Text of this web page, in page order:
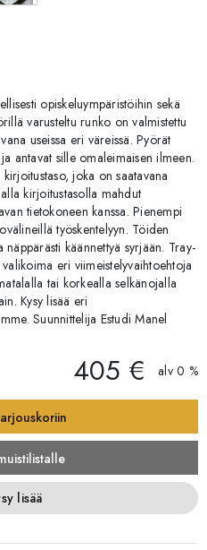
opiskeluympäristöihin sekä
varusteltu runko on valmistettu
useissa eri väreissä. Pyörät
antavat sille omaleimaisen ilmeen.
joka on saatavana
kirjoitustasolla mahdut
tietokoneen kanssa. Pienempi
työskentelyyn. Töiden
käännettyä syrjään. Tray-
eri viimeistelyvaihtoehtoja
tai korkealla selkänojalla
Kysy lisää eri
Suunnittelija Estudi Manel
405 € alv 0 %
lisää